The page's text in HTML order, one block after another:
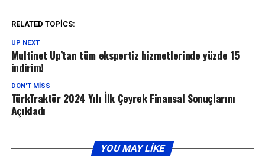
RELATED TOPICS:
UP NEXT
Multinet Up’tan tüm ekspertiz hizmetlerinde yüzde 15
indirim!
DON'T MISS
TürkTraktör 2024 Yılı İlk Çeyrek Finansal Sonuçlarını
Açıkladı
YOU MAY LIKE